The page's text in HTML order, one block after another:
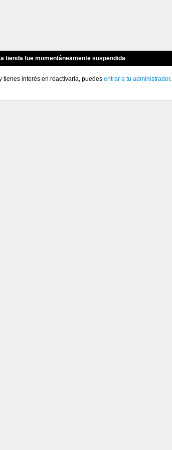
tienda fue momentáneamente suspendida
tienes interés en reactivarla, puedes entrar a tu administrador.